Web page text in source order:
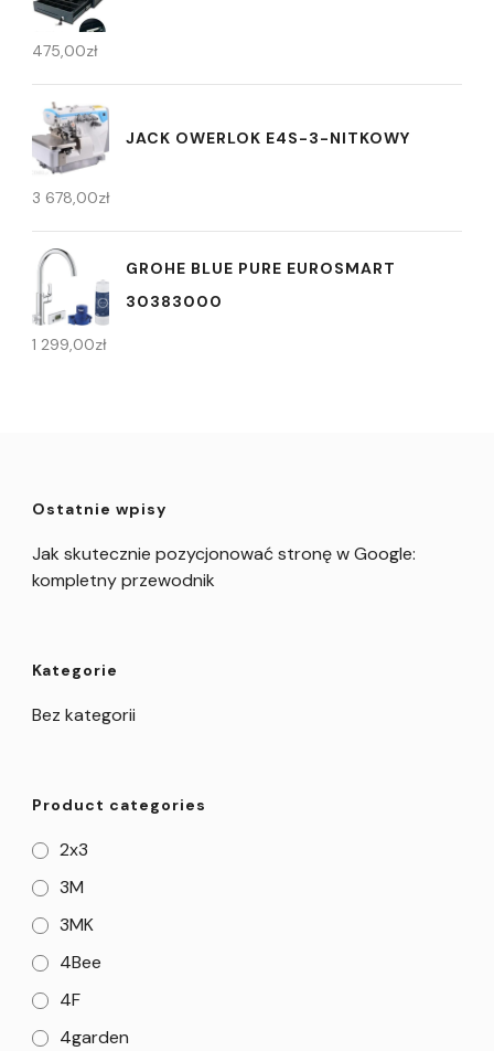
475,00zł
JACK OWERLOK E4S-3-NITKOWY
3 678,00zł
GROHE BLUE PURE EUROSMART
30383000
1 299,00zł
Ostatnie wpisy
Jak skutecznie pozycjonować stronę w Google:
kompletny przewodnik
Kategorie
Bez kategorii
Product categories
2x3
3M
3MK
4Bee
4F
4garden